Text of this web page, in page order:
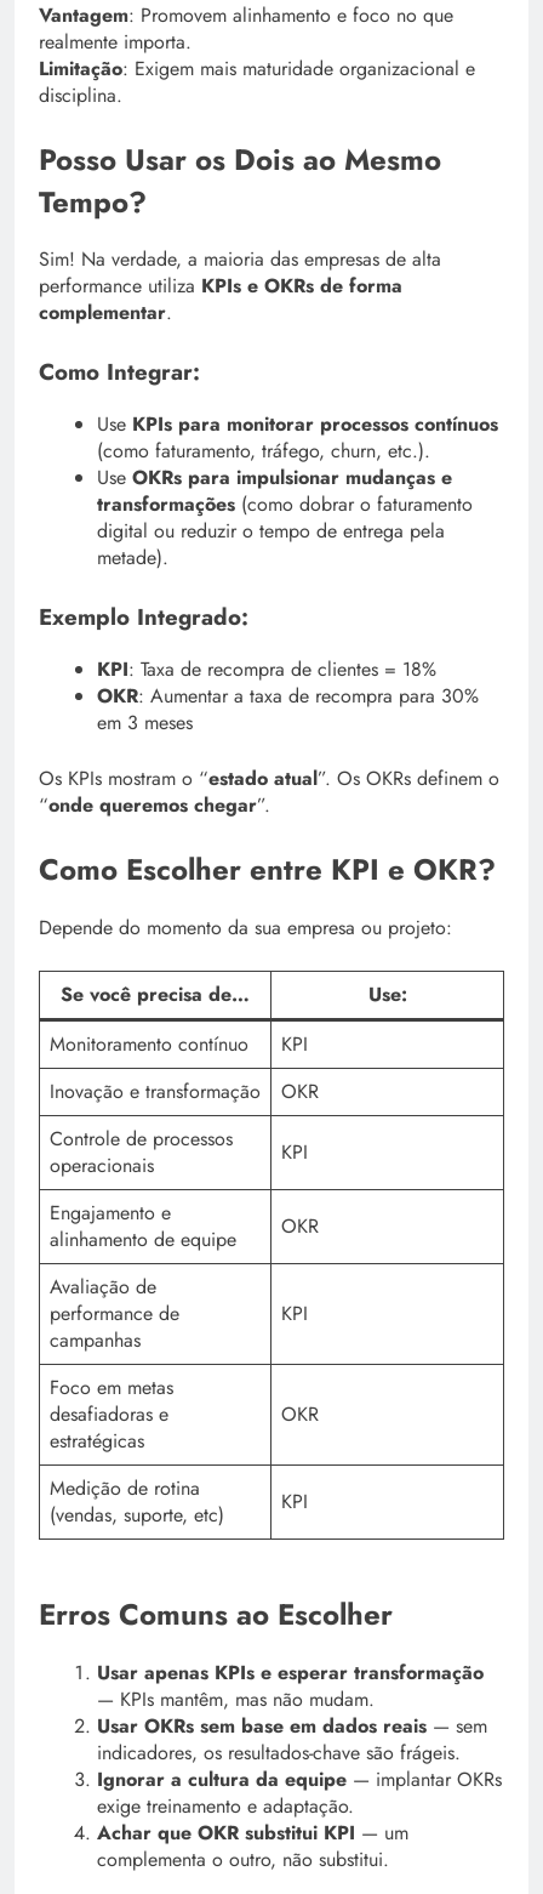
Vantagem: Promovem alinhamento e foco no que
realmente importa.
Limitação: Exigem mais maturidade organizacional e
disciplina.
Posso Usar os Dois ao Mesmo
Tempo?
Sim! Na verdade, a maioria das empresas de alta
performance utiliza KPIs e OKRs de forma
complementar.
Como Integrar:
Use KPIs para monitorar processos contínuos
(como faturamento, tráfego, churn, etc.).
Use OKRs para impulsionar mudanças e
transformações (como dobrar o faturamento
digital ou reduzir o tempo de entrega pela
metade).
Exemplo Integrado:
KPI: Taxa de recompra de clientes = 18%
OKR: Aumentar a taxa de recompra para 30%
em 3 meses
Os KPIs mostram o “estado atual”. Os OKRs definem o
“onde queremos chegar”.
Como Escolher entre KPI e OKR?
Depende do momento da sua empresa ou projeto:
Se você precisa de…
Use:
Monitoramento contínuo
KPI
Inovação e transformação
OKR
Controle de processos
operacionais
KPI
Engajamento e
alinhamento de equipe
OKR
Avaliação de
performance de
campanhas
KPI
Foco em metas
desafiadoras e
estratégicas
OKR
Medição de rotina
(vendas, suporte, etc)
KPI
Erros Comuns ao Escolher
Usar apenas KPIs e esperar transformação
— KPIs mantêm, mas não mudam.
Usar OKRs sem base em dados reais — sem
indicadores, os resultados-chave são frágeis.
Ignorar a cultura da equipe — implantar OKRs
exige treinamento e adaptação.
Achar que OKR substitui KPI — um
complementa o outro, não substitui.